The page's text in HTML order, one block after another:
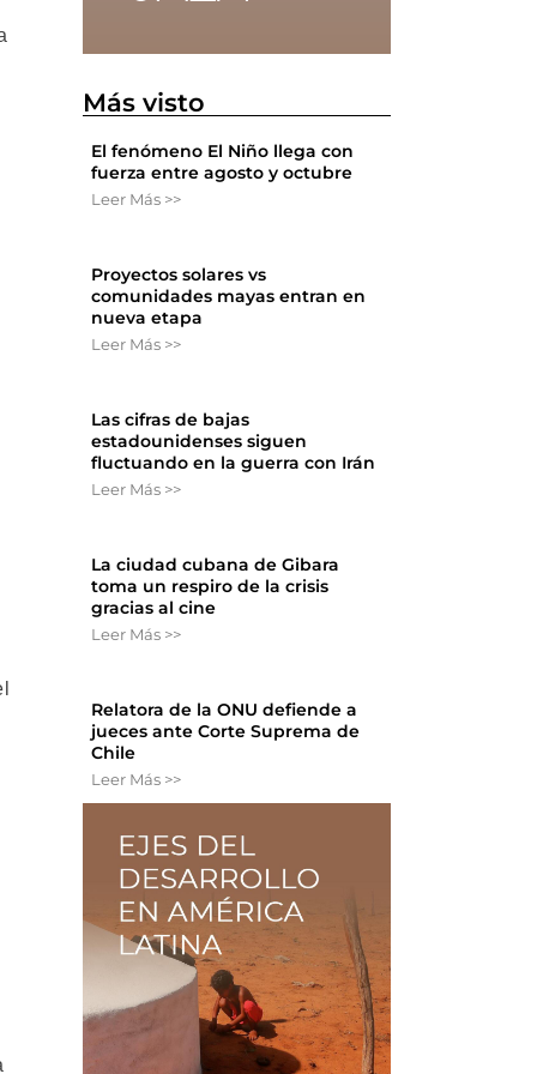
Más visto
El fenómeno El Niño llega con
fuerza entre agosto y octubre
Leer Más >>
Proyectos solares vs
comunidades mayas entran en
nueva etapa
Leer Más >>
Las cifras de bajas
estadounidenses siguen
fluctuando en la guerra con Irán
Leer Más >>
La ciudad cubana de Gibara
toma un respiro de la crisis
gracias al cine
Leer Más >>
Relatora de la ONU defiende a
jueces ante Corte Suprema de
Chile
Leer Más >>